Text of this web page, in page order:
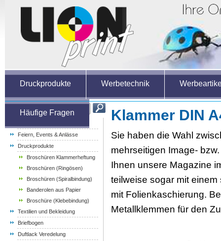
Druckprodukte Werbetechnik
Häufige Fragen
Feiern, Events & Anlässe
Druckprodukte
Broschüren Klammerheftung
Broschüren (Ringösen)
Broschüren (Spiralbindung)
Banderolen aus Papier
Broschüre (Klebebindung)
Textilien und Bekleidung
Briefbogen
Duftlack Veredelung
Klammer DIN
Sie haben die Wahl
mehrseitigen Image-
Ihnen unsere Magazine
teilweise sogar mit
mit Folienkaschierung.
Metallklemmen für den